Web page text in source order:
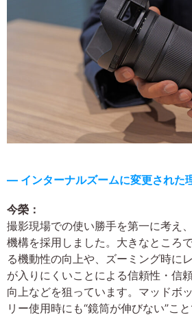
― インターナルズームに変更された
今榮：
撮影現場での使い勝手を第一に考え
機構を採用しました。大きなところ
る機動性の向上や、ズーミング時に
が入りにくいことによる信頼性・信
向上などを狙っています。マッドボ
リー使用時にも“鏡筒が伸びない”こ